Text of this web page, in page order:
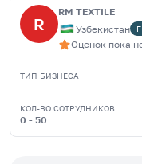
R
RM TEXTILE
Узбекистан
Оценок пока
ТИП БИЗНЕСА
-
КОЛ-ВО СОТРУДНИКОВ
0 - 50